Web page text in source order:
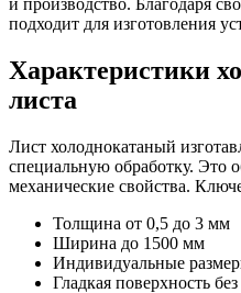
подходит для изготовления
Характеристики
листа
Лист холоднокатаный
специальную обработку. Это
механические свойства.
Толщина от 0,5 до 3 мм
Ширина до 1500 мм
Индивидуальные
Гладкая поверхность